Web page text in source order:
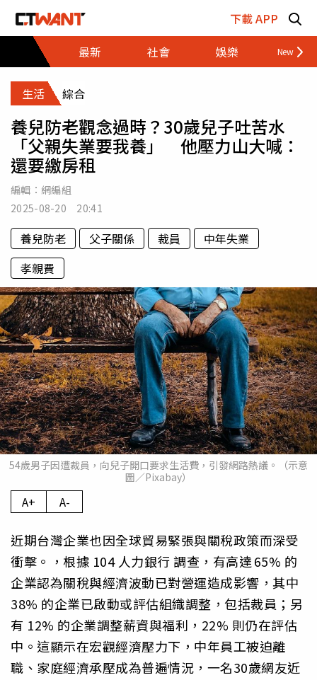
下載 APP
最新
社會 娛樂 財經
生活 綜合
養兒防老觀念過時？30歲兒子吐苦水
「父親失業要我養」 他壓力山大喊：
還要繳房租
編輯： 網編組
2025-08-20 20:41
養兒防老 父子關係 裁員
中年失業
孝親費
54歲男子因遭裁員，向兒子開口要求生活費，引發網路熱議。（示意
圖／Pixabay）
A+ A-
近期台灣企業也因全球貿易緊張與關稅政策而深受
衝擊。，根據 104 人力銀行 調查，有高達 65% 的
企業認為關稅與經濟波動已對營運造成影響，其中
38% 的企業已啟動或評估組織調整，包括裁員；另
有 12% 的企業調整薪資與福利，22% 則仍在評估
中。這顯示在宏觀經濟壓力下，中年員工被迫離
職、家庭經濟承壓成為普遍情況，一名30歲網友近